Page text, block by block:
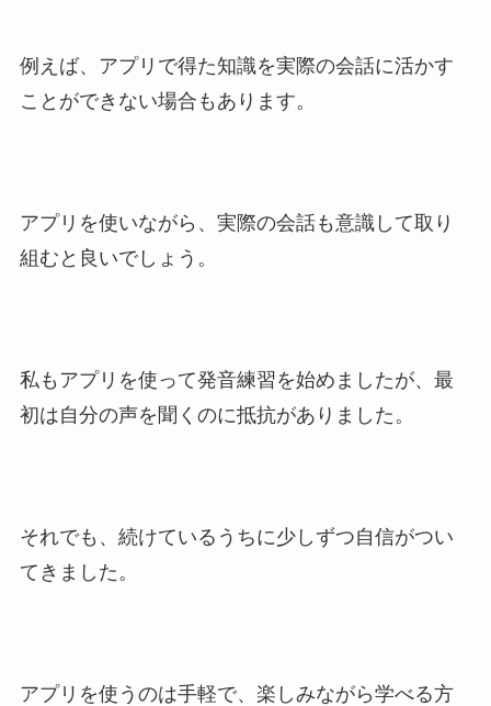
例えば、アプリで得た知識を実際の会話に活かす
ことができない場合もあります。
アプリを使いながら、実際の会話も意識して取り
組むと良いでしょう。
私もアプリを使って発音練習を始めましたが、最
初は自分の声を聞くのに抵抗がありました。
それでも、続けているうちに少しずつ自信がつい
てきました。
アプリを使うのは手軽で、楽しみながら学べる方